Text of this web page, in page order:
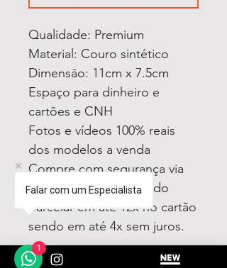
Qualidade: Premium
Material: Couro sintético
Dimensāo: 11cm x 7.5cm
Espaço para dinheiro e
cartões e CNH
Fotos e vídeos 100% reais
dos modelos a venda
Compre com segurança via
Mercado Pago podendo
parcelar em até 12x no cartão
sendo em até 4x sem juros.
Falar com um Especialista
1